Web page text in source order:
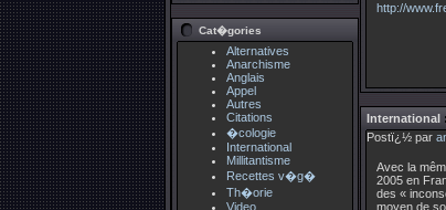
Cat�gories
Alternatives
Anarchisme
Anglais
Appel
Autres
Citations
�cologie
International
Millitantisme
Recettes v�g�
Th�orie
Video
http://
International:
Postï¿½ par
Avec la
2005 en
des «
moyen de